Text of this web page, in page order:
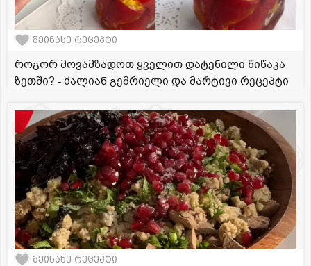
შეინახე რეცეპტი
როგორ მოვამზადოთ ყველით დატენილი წიწაკა
ზეთში? - ძალიან გემრიელი და მარტივი რეცეპტი
შეინახე რეცეპტი